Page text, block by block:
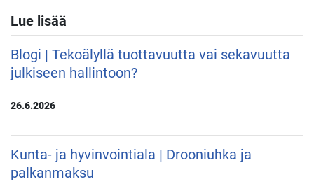
Lue lisää
Blogi | Tekoälyllä tuottavuutta vai sekavuutta
julkiseen hallintoon?
26.6.2026
Kunta- ja hyvinvointiala | Drooniuhka ja
palkanmaksu